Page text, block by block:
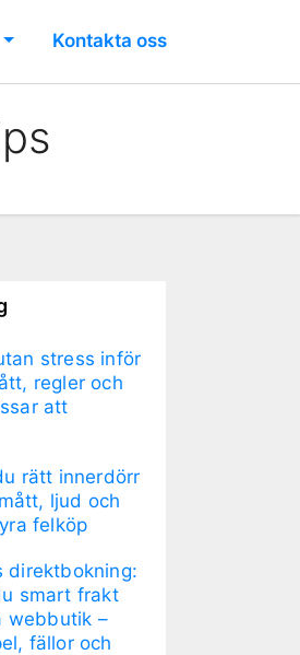
Kontakta oss
stress inför
regler och
att
rätt innerdörr
ljud och
felköp
direktbokning:
smart frakt
webbutik –
fällor och